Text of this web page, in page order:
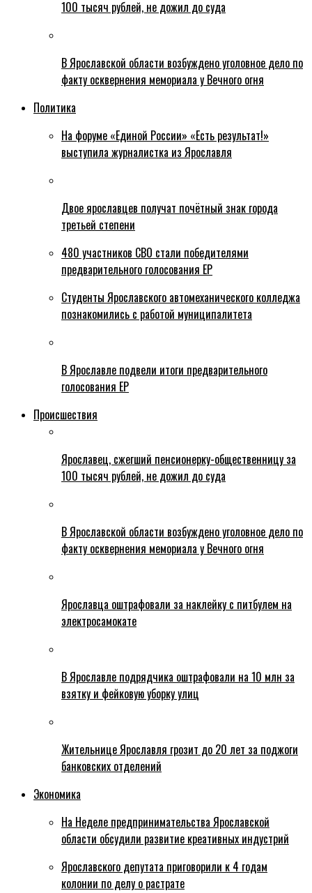
100 тысяч рублей, не дожил до суда
В Ярославской области возбуждено уголовное дело по
факту осквернения мемориала у Вечного огня
Политика
На форуме «Единой России» «Есть результат!»
выступила журналистка из Ярославля
Двое ярославцев получат почётный знак города
третьей степени
480 участников СВО стали победителями
предварительного голосования ЕР
Студенты Ярославского автомеханического колледжа
познакомились с работой муниципалитета
В Ярославле подвели итоги предварительного
голосования ЕР
Происшествия
Ярославец, сжегший пенсионерку-общественницу за
100 тысяч рублей, не дожил до суда
В Ярославской области возбуждено уголовное дело по
факту осквернения мемориала у Вечного огня
Ярославца оштрафовали за наклейку с питбулем на
электросамокате
В Ярославле подрядчика оштрафовали на 10 млн за
взятку и фейковую уборку улиц
Жительнице Ярославля грозит до 20 лет за поджоги
банковских отделений
Экономика
На Неделе предпринимательства Ярославской
области обсудили развитие креативных индустрий
Ярославского депутата приговорили к 4 годам
колонии по делу о растрате